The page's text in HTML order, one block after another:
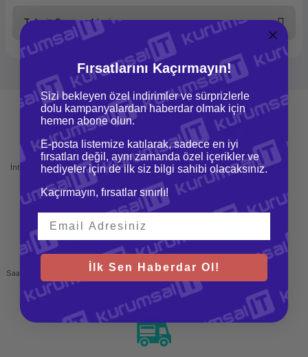
Ürün hakkında henüz soru sorulmamış.
Soru Sor
Taksit Seçenekleri
Mağazadan Teslimat
İnternetten sipariş et ve mağazadan
teslim al
İade ve Değişim
Kolay iade ve değişim imkanı
Hızlı Gönderi
Saat 15.00'a kadar yapılan siparişlerde
aynı gün kargo imkanı
Güvenli Alışveriş
256 bit SSL sertifikası
Fırsatlarını Kaçırmayın!
Sizi bekleyen özel indirimler ve sürprizlerle
dolu kampanyalardan haberdar olmak için
hemen abone olun.
E-posta listemize katılarak, sadece en iyi
fırsatları değil, aynı zamanda özel içerikler ve
hediyeler için de ilk siz bilgi sahibi olacaksınız.
Kaçırmayın, fırsatlar sınırlı!
İlk Sen Haberdar Ol!